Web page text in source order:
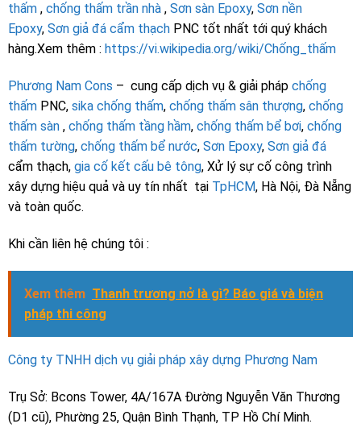
thấm , chống thấm trần nhà , Sơn sàn Epoxy, Sơn nền
Epoxy, Sơn giả đá cẩm thạch PNC tốt nhất tới quý khách
hàng.Xem thêm : https://vi.wikipedia.org/wiki/Chống_thấm
Phương Nam Cons – cung cấp dịch vụ & giải pháp chống
thấm PNC, sika chống thấm, chống thấm sân thượng, chống
thấm sàn , chống thấm tầng hầm, chống thấm bể bơi, chống
thấm tường, chống thấm bể nước, Sơn Epoxy, Sơn giả đá
cẩm thạch, gia cố kết cấu bê tông, Xử lý sự cố công trình
xây dựng hiệu quả và uy tín nhất tại TpHCM, Hà Nội, Đà Nẵng
và toàn quốc.
Khi cần liên hệ chúng tôi :
Xem thêm Thanh trương nở là gì? Báo giá và biện
pháp thi công
Công ty TNHH dịch vụ giải pháp xây dựng Phương Nam
Trụ Sở: Bcons Tower, 4A/167A Đường Nguyễn Văn Thương
(D1 cũ), Phường 25, Quận Bình Thạnh, TP Hồ Chí Minh.